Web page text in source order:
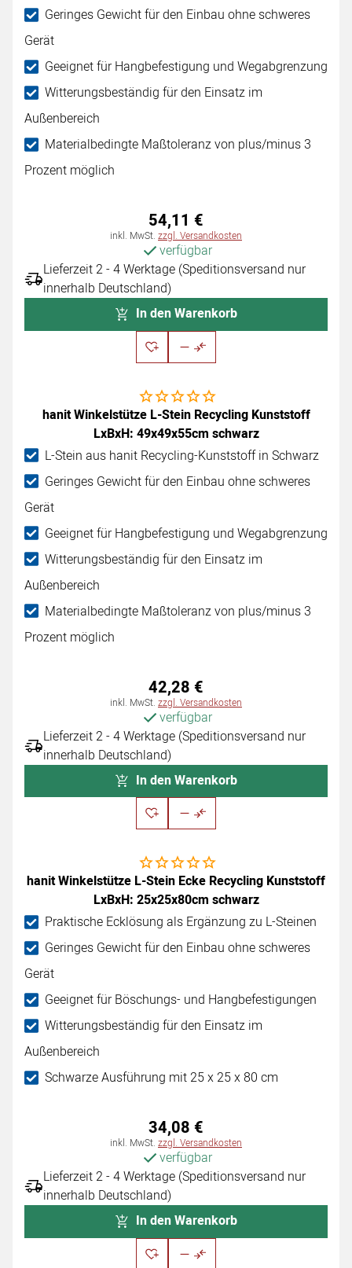
Geringes Gewicht für den Einbau ohne schweres
Gerät
Geeignet für Hangbefestigung und Wegabgrenzung
Witterungsbeständig für den Einsatz im
Außenbereich
Materialbedingte Maßtoleranz von plus/minus 3
Prozent möglich
54,11 €
Steuerhinweis:
inkl. MwSt. zzgl. Versandkosten
verfügbar
Lieferzeit 2 - 4 Werktage (Speditionsversand nur
innerhalb Deutschland)
In den Warenkorb
Noch keine Bewertungen abgegeben
hanit Winkelstütze L-Stein Recycling Kunststoff
LxBxH: 49x49x55cm schwarz
L-Stein aus hanit Recycling-Kunststoff in Schwarz
Geringes Gewicht für den Einbau ohne schweres
Gerät
Geeignet für Hangbefestigung und Wegabgrenzung
Witterungsbeständig für den Einsatz im
Außenbereich
Materialbedingte Maßtoleranz von plus/minus 3
Prozent möglich
42,28 €
Steuerhinweis:
inkl. MwSt. zzgl. Versandkosten
verfügbar
Lieferzeit 2 - 4 Werktage (Speditionsversand nur
innerhalb Deutschland)
In den Warenkorb
Noch keine Bewertungen abgegeben
hanit Winkelstütze L-Stein Ecke Recycling Kunststoff
LxBxH: 25x25x80cm schwarz
Praktische Ecklösung als Ergänzung zu L-Steinen
Geringes Gewicht für den Einbau ohne schweres
Gerät
Geeignet für Böschungs- und Hangbefestigungen
Witterungsbeständig für den Einsatz im
Außenbereich
Schwarze Ausführung mit 25 x 25 x 80 cm
34,08 €
Steuerhinweis:
inkl. MwSt. zzgl. Versandkosten
verfügbar
Lieferzeit 2 - 4 Werktage (Speditionsversand nur
innerhalb Deutschland)
In den Warenkorb